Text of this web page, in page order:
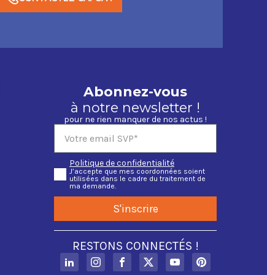
Abonnez-vous
à notre newsletter !
pour ne rien manquer de nos actus !
Politique de confidentialité
J’accepte que mes coordonnées soient
utilisées dans le cadre du traitement de
ma demande.
S'inscrire
RESTONS CONNECTÉS !